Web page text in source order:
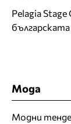
Pelagia
Мода
Модни